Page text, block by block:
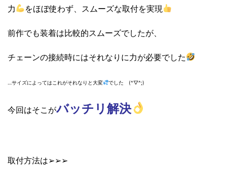
力 をほぼ使わず、スムーズな取付を実現
前作でも装着は比較的スムーズでしたが、
チェーンの接続時にはそれなりに力が必要でした
…サイズによってはこれがそれなりと大変 でした (^▽^;)
今回はそこがバッチリ解決
取付方法は➢➢➢